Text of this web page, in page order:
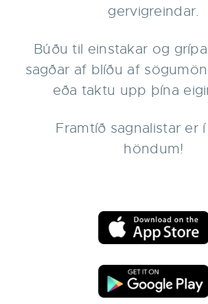
gervigreindar.
Búðu til einstakar og
sagðar af blíðu af
eða taktu upp þína
Framtíð sagnalistar er
höndum!